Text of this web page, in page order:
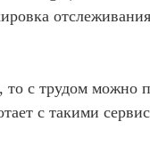
с трудом можно
с такими